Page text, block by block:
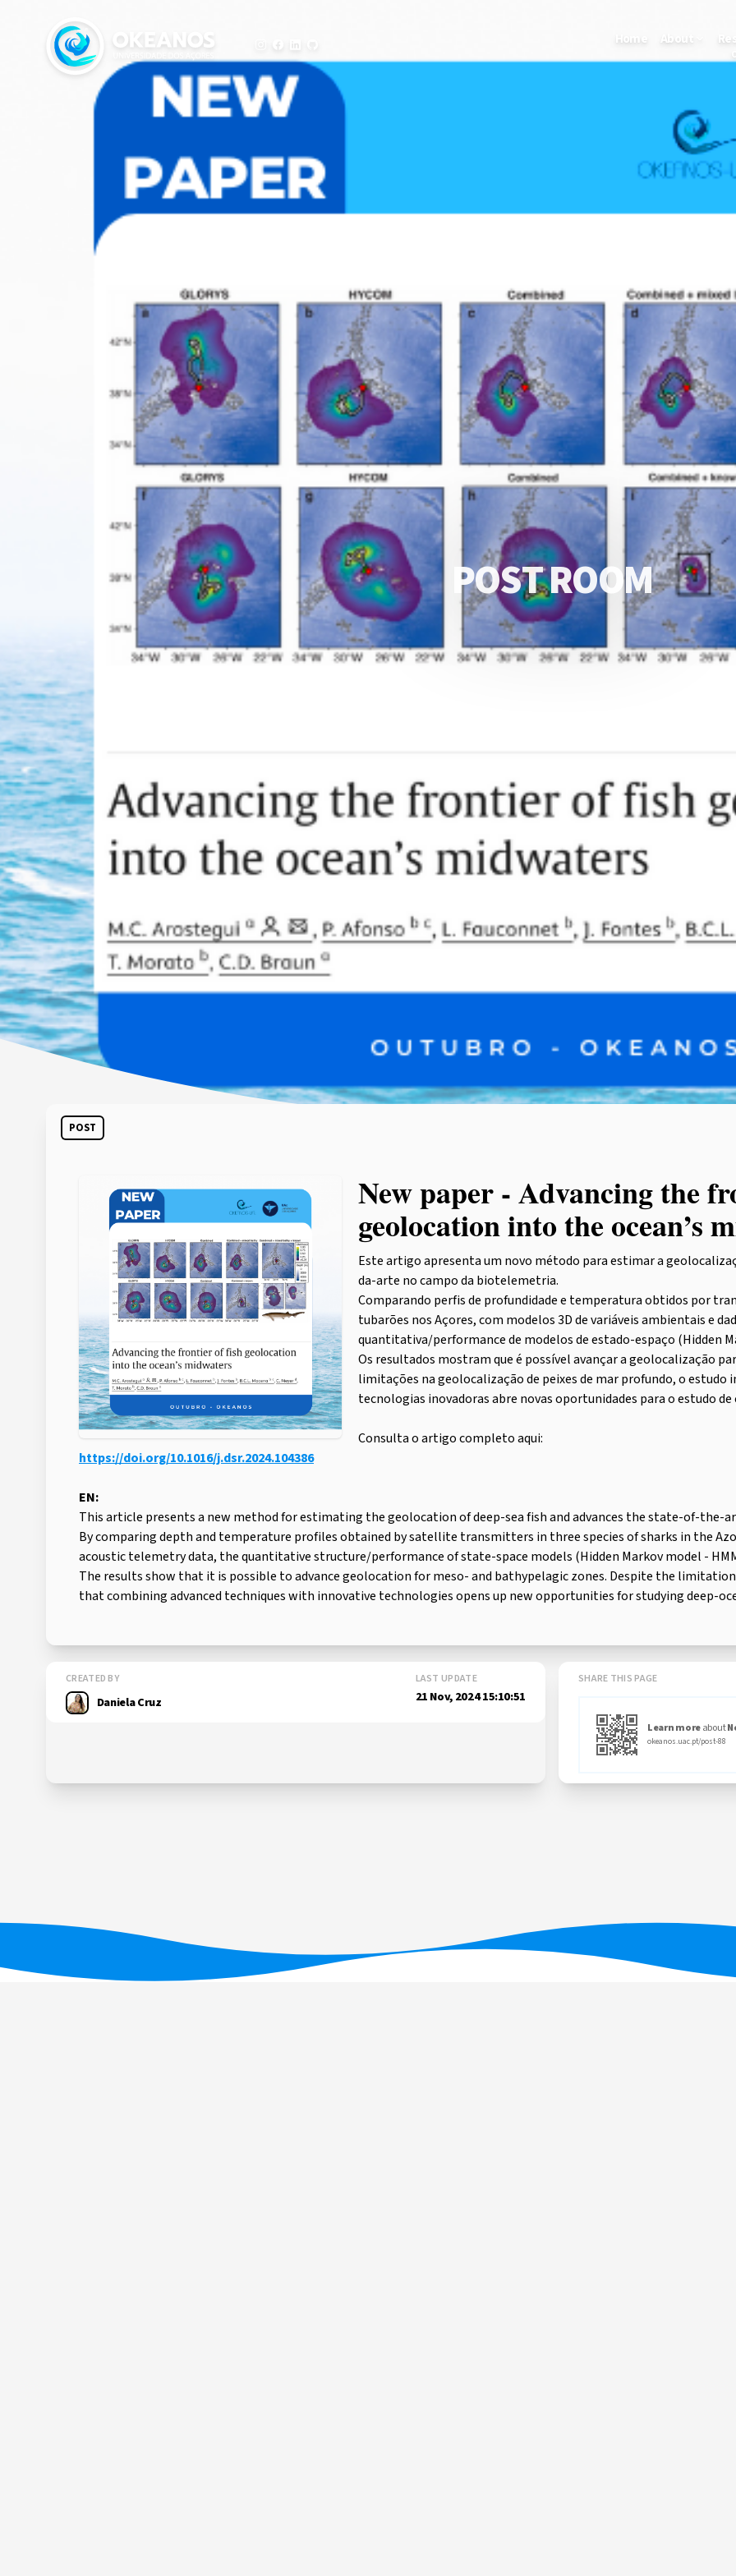
Home About
POSTROOM
POST
New paper - Advancing the
geolocation into the ocean’s
Este artigo apresenta um novo método para estimar a
da-arte no campo da biotelemetria.
Comparando perfis de profundidade e temperatura obtidos por
tubarões nos Açores, com modelos 3D de variáveis ambientais e
quantitativa/performance de modelos de estado-espaço (Hidden
Os resultados mostram que é possível avançar a geolocalização
limitações na geolocalização de peixes de mar profundo, o estudo
tecnologias inovadoras abre novas oportunidades para o estudo
Consulta o artigo completo aqui:
https://doi.org/10.1016/j.dsr.2024.104386
EN:
This article presents a new method for estimating the geolocation of deep-sea fish and advances the state-of-
By comparing depth and temperature profiles obtained by satellite transmitters in three species of sharks in the
acoustic telemetry data, the quantitative structure/performance of state-space models (Hidden Markov model -
The results show that it is possible to advance geolocation for meso- and bathypelagic zones. Despite the
that combining advanced techniques with innovative technologies opens up new opportunities for studying deep-
CREATED BY
Daniela Cruz
LAST UPDATE
21 Nov, 2024 15:10:51
SHARE THIS PAGE
Learn moreabout
okeanos.uac.pt/post-88